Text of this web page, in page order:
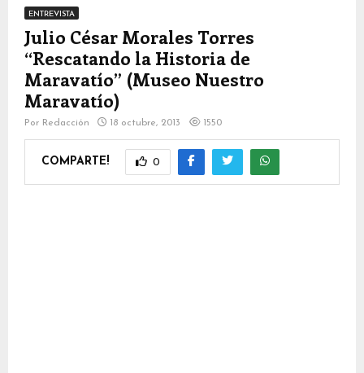
ENTREVISTA
Julio César Morales Torres
“Rescatando la Historia de
Maravatío” (Museo Nuestro
Maravatío)
Por Redacción 18 octubre, 2013 1550
COMPARTE! 0